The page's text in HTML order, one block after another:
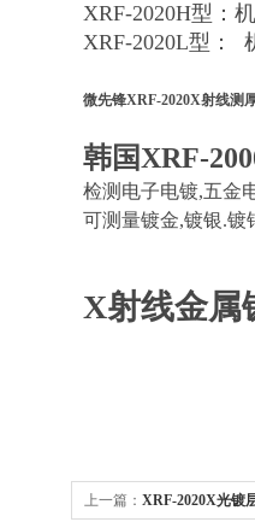
XRF-2020H型：
XRF-2020L型：
微先锋XRF-2020X射线测
韩国XRF-
检测电子电镀,五金
可测量镀金,镀银.镀
X射线金属
上一篇： XRF-2020X光镀